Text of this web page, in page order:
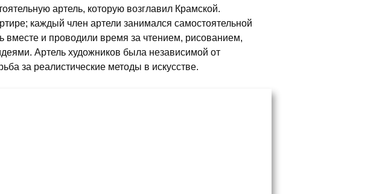
артель, которую возглавил Крамской.
каждый член артели занимался самостоятельной
вместе и проводили время за чтением, рисованием,
Артель художников была независимой от
за реалистические методы в искусстве.